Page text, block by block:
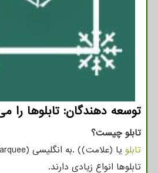
توسعه دهندگان: تابلوها را
تابلو چیست؟
تابلو یا (علامت). (به انگلیسی
تابلوها انواع زیادی دارند.